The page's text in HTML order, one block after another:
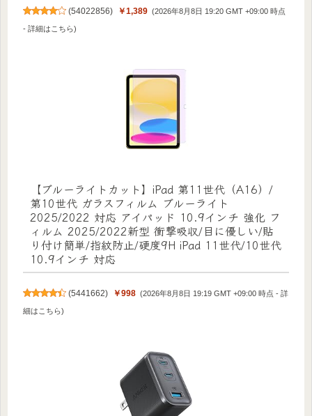
(54022856) ￥1,389 (2026年8月8日 19:20 GMT +09:00 時点
- 詳細はこちら)
【ブルーライトカット】iPad 第11世代（A16）/
第10世代 ガラスフィルム ブルーライト
2025/2022 対応 アイパッド 10.9インチ 強化 フ
ィルム 2025/2022新型 衝撃吸収/目に優しい/貼
り付け簡単/指紋防止/硬度9H iPad 11世代/10世代
10.9インチ 対応
(5441662) ￥998 (2026年8月8日 19:19 GMT +09:00 時点 -詳
細はこちら)